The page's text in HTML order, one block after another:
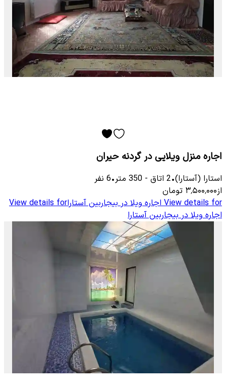
اجاره منزل ویلایی در گردنه حیران
استارا (آستارا)•
2 اتاق -
350 متر•
6 نفر
از۳٬۵۰۰٬۰۰۰ تومان
View details for اجاره ویلا در بیجاربین آستاراView details for
اجاره ویلا در بیجاربین آستارا